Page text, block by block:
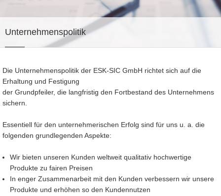
Unternehmenspolitik
Die Unternehmenspolitik der ESK-SIC GmbH richtet sich auf die
Erhaltung und Festigung
der Grundpfeiler, die langfristig den Fortbestand des Unternehmens
sichern.
Essentiell für den unternehmerischen Erfolg sind für uns u. a. die
folgenden grundlegenden Aspekte:
Wir bieten unseren Kunden weltweit qualitativ hochwertige
Produkte zu fairen Preisen
In enger Zusammenarbeit mit den Kunden verbessern wir unsere
Produkte und erhöhen so den Kundennutzen